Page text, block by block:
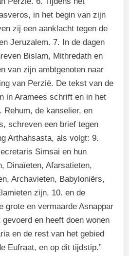
in het begin van zijn
zij een aanklacht tegen de
Jeruzalem. 7. In de dagen
Bislam, Mithredath en
van zijn ambtgenoten naar
van Perzië. De tekst van de
in Aramees schrift en in het
Rehum, de kanselier, en
schreven een brief tegen
Arthahsasta, als volgt: 9.
Simsai en hun
Dinaïeten, Afarsatieten,
Archavieten, Babyloniërs,
zijn, 10. en de
grote en vermaarde Asnappar
en heeft doen wonen
en de rest van het gebied
Eufraat, en op dit tijdstip.”